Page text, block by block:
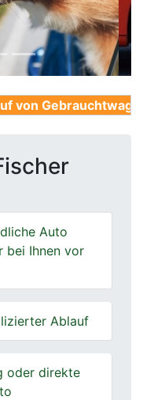
Auto
bei Ihnen vor
Ablauf
oder direkte